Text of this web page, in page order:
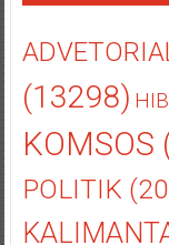
(13298)
KOMSOS
POLITIK